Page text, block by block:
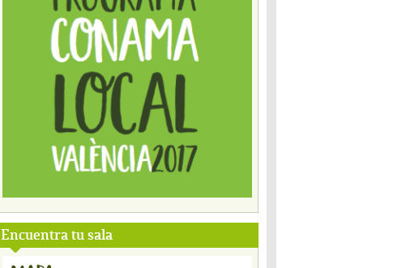
Encuentra tu sala